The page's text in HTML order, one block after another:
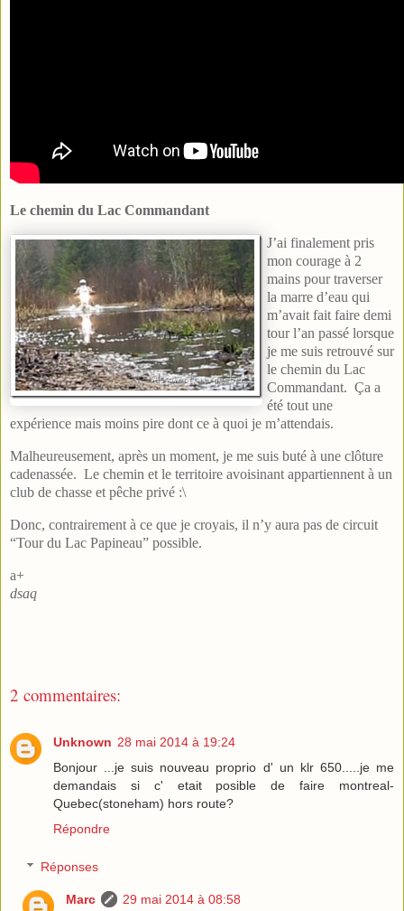
Le chemin du Lac Commandant
J’ai finalement pris
mon courage à 2
mains pour traverser
la marre d’eau qui
m’avait fait faire demi
tour l’an passé lorsque
je me suis retrouvé sur
le chemin du Lac
Commandant. Ça a
été tout une
expérience mais moins pire dont ce à quoi je m’attendais.
Malheureusement, après un moment, je me suis buté à une clôture
cadenassée. Le chemin et le territoire avoisinant appartiennent à un
club de chasse et pêche privé :\
Donc, contrairement à ce que je croyais, il n’y aura pas de circuit
“Tour du Lac Papineau” possible.
a+
dsaq
2 commentaires:
Unknown 28 mai 2014 à 19:24
Bonjour ...je suis nouveau proprio d' un klr 650.....je me
demandais si c' etait posible de faire montreal-
Quebec(stoneham) hors route?
Répondre
Réponses
Marc
29 mai 2014 à 08:58